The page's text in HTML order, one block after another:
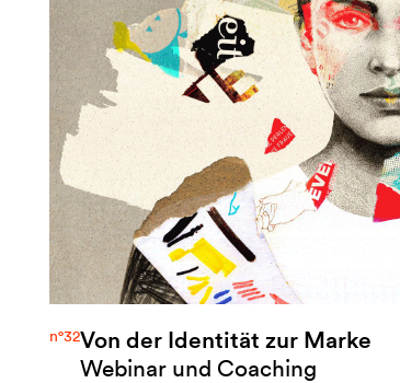
n°32Von der Identität zur Marke
Webinar und Coaching